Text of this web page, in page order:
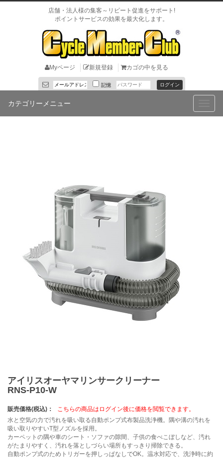
店舗・法人様の集客～リピート促進をサポート!
ポイントサービスの効果を最大化します。
Myページ 新規登録 カゴの中を見る
記憶
カテゴリーメニュー
アイリスオーヤマリンサークリーナー
RNS-P10-W
販売価格(税込)：
こちらの商品はログイン後に価格を閲覧できます。
水と空気の力で汚れを吸い取る自動ポンプ式布製品洗浄機。隅や溝の汚れを
吸い取りやすいT型ノズルを採用。
カーペットの隅や車のシート・ソファの隙間、子供の食べこぼしなど、汚れ
がたまりやすく、汚れを落としづらい場所もすっきり掃除できる。
自動ポンプ式のためトリガーを押しっぱなしでOK。温水対応で、洗浄時に約